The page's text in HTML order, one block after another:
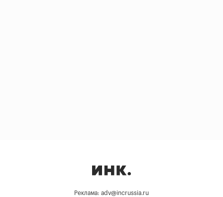
Реклама: adv@incrussia.ru